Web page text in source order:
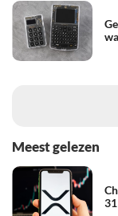
Meest gelezen